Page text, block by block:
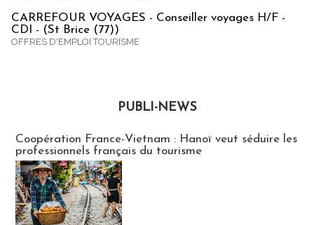
CARREFOUR VOYAGES - Conseiller voyages H/F -
CDI - (St Brice (77))
OFFRES D'EMPLOI TOURISME
PUBLI-NEWS
Coopération France-Vietnam : Hanoï veut séduire les
professionnels français du tourisme